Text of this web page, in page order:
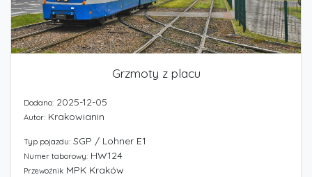
Grzmoty z placu
Dodano:2025-12-05
Autor:Krakowianin
Typ pojazdu:SGP / Lohner E1
Numer taborowy:HW124
PrzewoźnikMPK Kraków